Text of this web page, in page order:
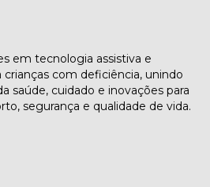
em tecnologia assistiva e
crianças com deficiência, unindo
saúde, cuidado e inovações para
segurança e qualidade de vida.